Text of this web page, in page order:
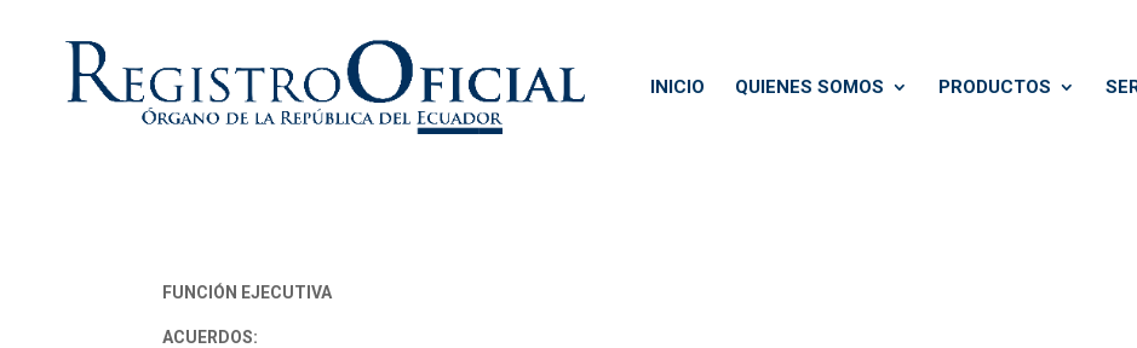
INICIO QUIENES SOMOS PRODUCTOS
FUNCIÓN EJECUTIVA
ACUERDOS: